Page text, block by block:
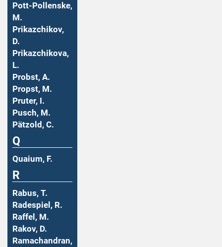
Pott-Pollenske,
M.
Prikazchikov,
D.
Prikazchikova,
L.
Probst, A.
Propst, M.
Pruter, I.
Pusch, M.
Pätzold, C.
Q
Quaium, F.
R
Rabus, T.
Radespiel, R.
Raffel, M.
Rakov, D.
Ramachandran,